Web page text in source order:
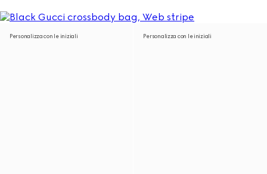
Personalizza con le iniziali Personalizza con le iniziali